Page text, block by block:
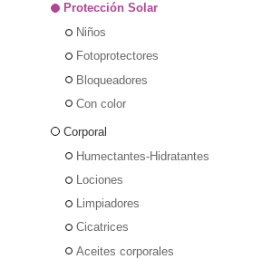
Protección Solar
Niños
Fotoprotectores
Bloqueadores
Con color
Corporal
Humectantes-Hidratantes
Lociones
Limpiadores
Cicatrices
Aceites corporales